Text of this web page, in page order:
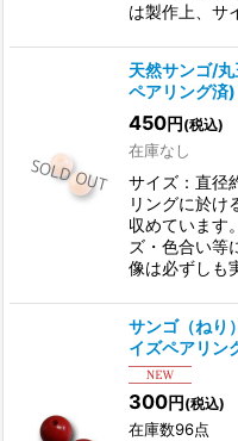
は製作上、サ
天然サンゴ/
ペアリング済)
450円 (税込)
在庫なし
サイズ：直径
リングに於け
収めています
ズ・色合い等
像は必ずしも
サンゴ（ね
イズペアリン
300円 (税込)
在庫数96点